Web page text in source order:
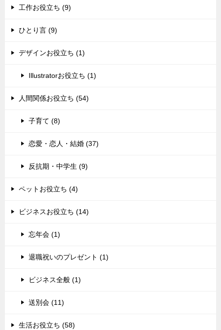
工作お役立ち (9)
ひとり言 (9)
デザインお役立ち (1)
Illustratorお役立ち (1)
人間関係お役立ち (54)
子育て (8)
恋愛・恋人・結婚 (37)
反抗期・中学生 (9)
ペットお役立ち (4)
ビジネスお役立ち (14)
忘年会 (1)
退職祝いのプレゼント (1)
ビジネス全般 (1)
送別会 (11)
生活お役立ち (58)